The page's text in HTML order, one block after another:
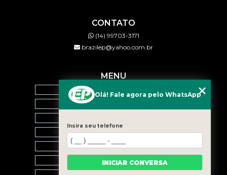
CONTATO
(14) 99703-3171
brazilep@yahoo.com.br
MENU
HOME
BLOG
CONTATO
CATEGORIAS
Olá! Fale agora pelo WhatsApp
Insira seu telefone
INICIAR CONVERSA